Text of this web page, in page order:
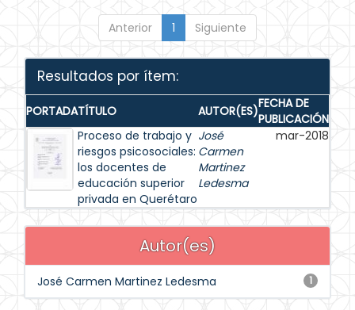
Anterior 1 Siguiente
Resultados por ítem:
PORTADATÍTULO AUTOR(ES)FECHA DE
PUBLICACIÓN
Proceso de trabajo y
riesgos psicosociales:
los docentes de
educación superior
privada en Querétaro
José
Carmen
Martinez
Ledesma
mar-2018
Autor(es)
1
José Carmen Martinez Ledesma